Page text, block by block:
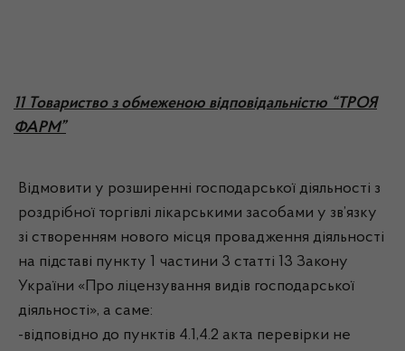
11 Товариство з обмеженою відповідальністю “ТРОЯ
ФАРМ”
Відмовити у розширенні господарської діяльності з
роздрібної торгівлі лікарськими засобами у зв’язку
зі створенням нового місця провадження діяльності
на підставі пункту 1 частини 3 статті 13 Закону
України «Про ліцензування видів господарської
діяльності», а саме:
-відповідно до пунктів 4.1,4.2 акта перевірки не